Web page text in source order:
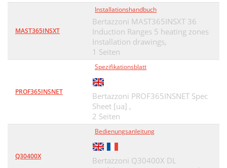
MAST365INSXT
Installationshandbuch
Bertazzoni MAST365INSXT 36
Induction Ranges 5 heating zones
Installation drawings,
1 Seiten
PROF365INSNET
Spezifikationsblatt
Bertazzoni PROF365INSNET Spec
Sheet [ua] ,
2 Seiten
Q30400X
Bedienungsanleitung
Bertazzoni Q30400X DL